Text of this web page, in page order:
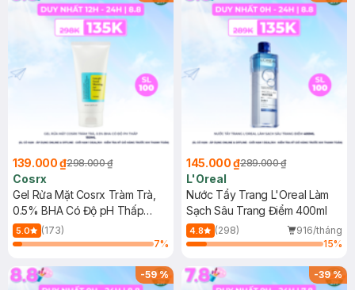
139.000 ₫298.000 ₫
Cosrx
Gel Rửa Mặt Cosrx Tràm Trà,
0.5% BHA Có Độ pH Thấp
150ml
5.0
(173)
7%
145.000 ₫289.000 ₫
L'Oreal
Nước Tẩy Trang L'Oreal Làm
Sạch Sâu Trang Điểm 400ml
4.8 (298)
916/tháng
15%
-59% -39%